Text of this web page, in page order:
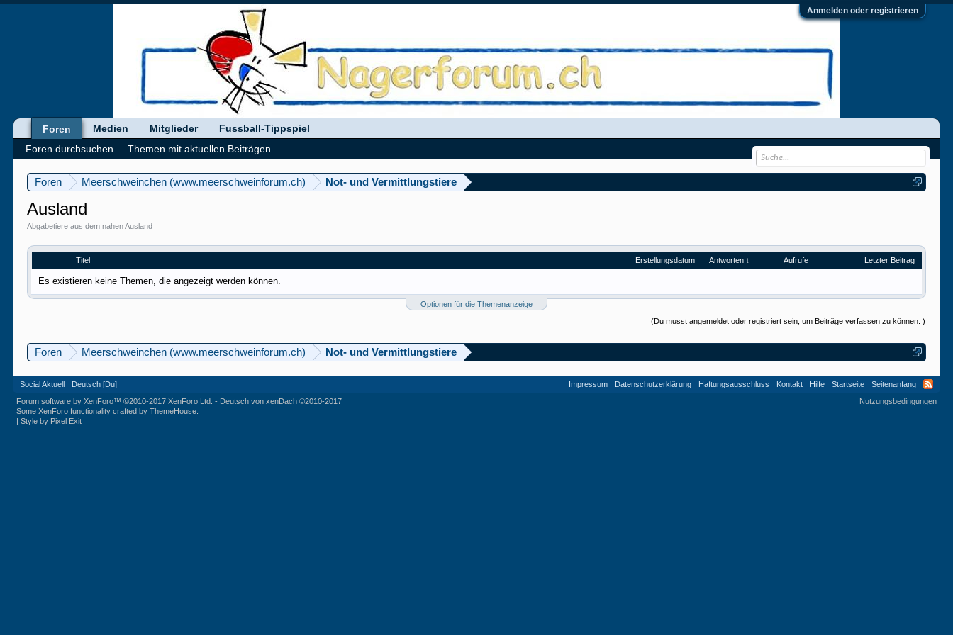
Anmelden oder registrieren
Foren Meerschweinchen (www.meerschweinforum.ch) Not- und Vermittlungstiere
Ausland
Abgabetiere aus dem nahen Ausland
Titel Erstellungsdatum Antworten ↓ Aufrufe Letzter Beitrag
Es existieren keine Themen, die angezeigt werden können.
Optionen für die Themenanzeige
(Du musst angemeldet oder registriert sein, um Beiträge verfassen zu können. )
Foren Meerschweinchen (www.meerschweinforum.ch) Not- und Vermittlungstiere
Foren
Foren durchsuchen
Themen mit aktuellen Beiträgen
Medien Mitglieder Fussball-Tippspiel
Social Aktuell Deutsch [Du] Impressum Datenschutzerklärung Haftungsausschluss Kontakt Hilfe Startseite
Seitenanfang
Nutzungsbedingungen
Forum software by XenForo™©2010-2017 XenForo Ltd. - Deutsch von xenDach©2010-2017
Some XenForo functionality crafted byThemeHouse
|Style by Pixel Exit